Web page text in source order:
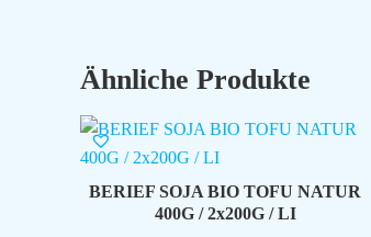
Ähnliche Produkte
BERIEF SOJA BIO TOFU NATUR
400G / 2x200G / LI